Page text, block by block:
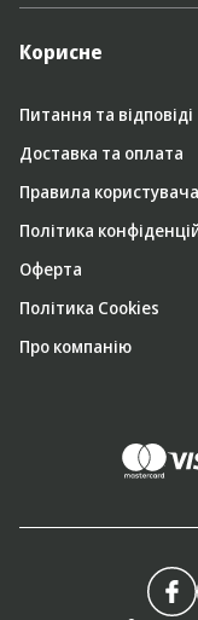
Корисне
Питання та відповіді
Доставка та оплата
Правила користувача
Політика
Оферта
Політика Cookies
Про компанію